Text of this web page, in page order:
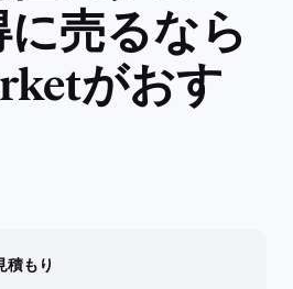
に売るなら
がおす
積もり